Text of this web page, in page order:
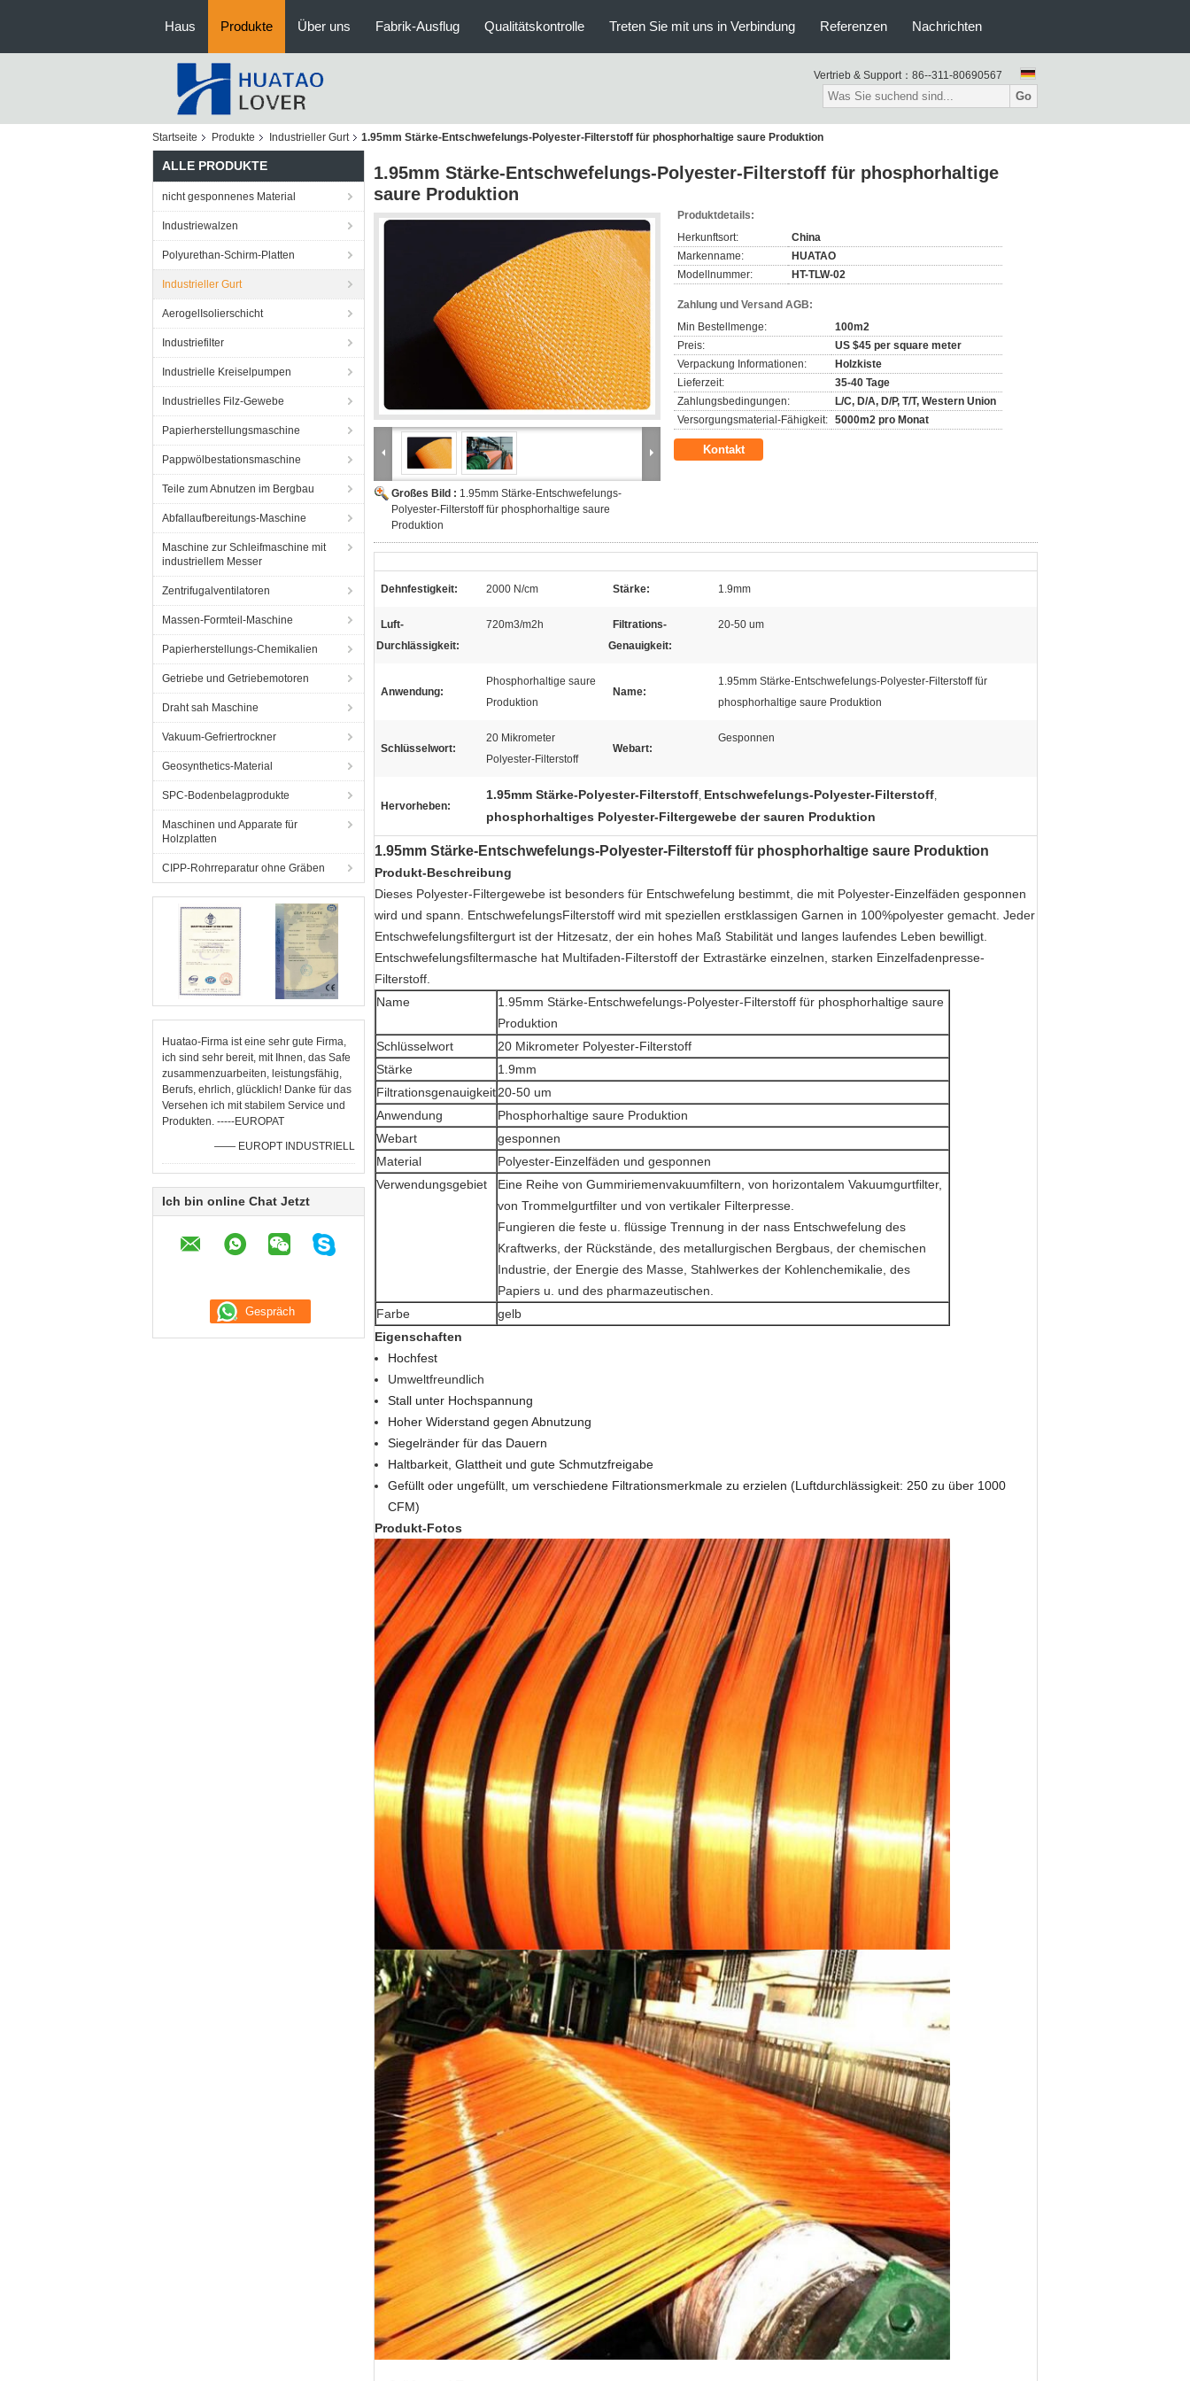
Haus Produkte Über uns Fabrik-Ausflug Qualitätskontrolle Treten Sie mit uns in Verbindung Referenzen Nachrichten
Vertrieb & Support： 86--311-80690567
Go
Startseite Produkte Industrieller Gurt 1.95mm Stärke-Entschwefelungs-Polyester-Filterstoff für phosphorhaltige saure Produktion
ALLE PRODUKTE
nicht gesponnenes Material
Industriewalzen
Polyurethan-Schirm-Platten
Industrieller Gurt
AerogelIsolierschicht
Industriefilter
Industrielle Kreiselpumpen
Industrielles Filz-Gewebe
Papierherstellungsmaschine
Pappwölbestationsmaschine
Teile zum Abnutzen im Bergbau
Abfallaufbereitungs-Maschine
Maschine zur Schleifmaschine mit
industriellem Messer
Zentrifugalventilatoren
Massen-Formteil-Maschine
Papierherstellungs-Chemikalien
Getriebe und Getriebemotoren
Draht sah Maschine
Vakuum-Gefriertrockner
Geosynthetics-Material
SPC-Bodenbelagprodukte
Maschinen und Apparate für
Holzplatten
CIPP-Rohrreparatur ohne Gräben
Huatao-Firma ist eine sehr gute Firma,
ich sind sehr bereit, mit Ihnen, das Safe
zusammenzuarbeiten, leistungsfähig,
Berufs, ehrlich, glücklich! Danke für das
Versehen ich mit stabilem Service und
Produkten. -----EUROPAT
—— EUROPT INDUSTRIELL
Ich bin online Chat Jetzt
1.95mm Stärke-Entschwefelungs-Polyester-Filterstoff für phosphorhaltige
saure Produktion
Großes Bild : 1.95mm Stärke-Entschwefelungs-
Polyester-Filterstoff für phosphorhaltige saure
Produktion
Produktdetails:
Herkunftsort:
China
Markenname:
HUATAO
Modellnummer:
HT-TLW-02
Zahlung und Versand AGB:
Min Bestellmenge:
100m2
Preis:
US $45 per square meter
Verpackung Informationen:
Holzkiste
Lieferzeit:
35-40 Tage
Zahlungsbedingungen:
L/C, D/A, D/P, T/T, Western Union
Versorgungsmaterial-Fähigkeit: 5000m2 pro Monat
Kontakt
Dehnfestigkeit: 2000 N/cm Stärke: 1.9mm
Luft-
Durchlässigkeit:
720m3/m2h
Filtrations-
Genauigkeit:
20-50 um
Anwendung:
Phosphorhaltige saure
Produktion
Name:
1.95mm Stärke-Entschwefelungs-Polyester-Filterstoff für
phosphorhaltige saure Produktion
Schlüsselwort:
20 Mikrometer
Polyester-Filterstoff
Webart:
Gesponnen
Hervorheben:
1.95mm Stärke-Polyester-Filterstoff, Entschwefelungs-Polyester-Filterstoff,
phosphorhaltiges Polyester-Filtergewebe der sauren Produktion
1.95mm Stärke-Entschwefelungs-Polyester-Filterstoff für phosphorhaltige saure Produktion
Produkt-Beschreibung
Dieses Polyester-Filtergewebe ist besonders für Entschwefelung bestimmt, die mit Polyester-Einzelfäden gesponnen
wird und spann. EntschwefelungsFilterstoff wird mit speziellen erstklassigen Garnen in 100%polyester gemacht. Jeder
Entschwefelungsfiltergurt ist der Hitzesatz, der ein hohes Maß Stabilität und langes laufendes Leben bewilligt.
Entschwefelungsfiltermasche hat Multifaden-Filterstoff der Extrastärke einzelnen, starken Einzelfadenpresse-
Filterstoff.
Name
1.95mm Stärke-Entschwefelungs-Polyester-Filterstoff für phosphorhaltige saure
Produktion
Schlüsselwort
20 Mikrometer Polyester-Filterstoff
Stärke
1.9mm
Filtrationsgenauigkeit20-50 um
Anwendung
Phosphorhaltige saure Produktion
Webart
gesponnen
Material
Polyester-Einzelfäden und gesponnen
Verwendungsgebiet
Eine Reihe von Gummiriemenvakuumfiltern, von horizontalem Vakuumgurtfilter,
von Trommelgurtfilter und von vertikaler Filterpresse.
Fungieren die feste u. flüssige Trennung in der nass Entschwefelung des
Kraftwerks, der Rückstände, des metallurgischen Bergbaus, der chemischen
Industrie, der Energie des Masse, Stahlwerkes der Kohlenchemikalie, des
Papiers u. und des pharmazeutischen.
Farbe
gelb
Eigenschaften
Hochfest
Umweltfreundlich
Stall unter Hochspannung
Hoher Widerstand gegen Abnutzung
Siegelränder für das Dauern
Haltbarkeit, Glattheit und gute Schmutzfreigabe
Gefüllt oder ungefüllt, um verschiedene Filtrationsmerkmale zu erzielen (Luftdurchlässigkeit: 250 zu über 1000
CFM)
Produkt-Fotos